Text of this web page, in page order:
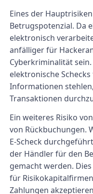
Eines der
Betrugspotenzial. Da
elektronisch
anfälliger für
Cyberkriminalität
elektronische
Informationen
Transaktionen
Ein weiteres Risiko
von Rückbuchungen.
E-Scheck
der Händler für den
gemacht werden.
für
Zahlungen